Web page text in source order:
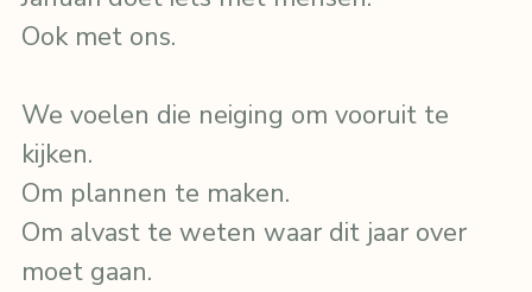
Ook met ons.
We voelen die neiging om vooruit te
kijken.
Om plannen te maken.
Om alvast te weten waar dit jaar over
moet gaan.